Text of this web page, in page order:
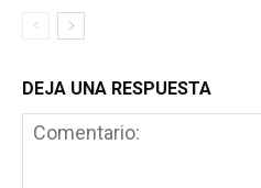
DEJA UNA RESPUESTA